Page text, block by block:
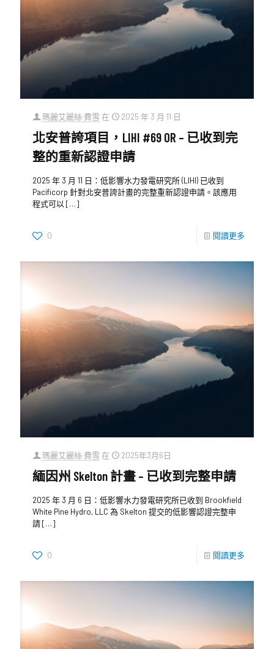
瑪麗艾麗絲·費雪 在 2025 年 3 月 11 日
北安普誇項目，LIHI #69 OR – 已收到完
整的重新認證申請
2025 年 3 月 11 日：低影響水力發電研究所 (LIHI) 已收到
Pacificorp 針對北安普誇計畫的完整重新認證申請。該應用
程式可以 […]
0 閱讀更多
瑪麗艾麗絲·費雪 在 2025年3月6日
緬因州 Skelton 計畫 – 已收到完整申請
2025 年 3 月 6 日：低影響水力發電研究所已收到 Brookfield
White Pine Hydro, LLC 為 Skelton 提交的低影響認證完整申
請[…]
0 閱讀更多